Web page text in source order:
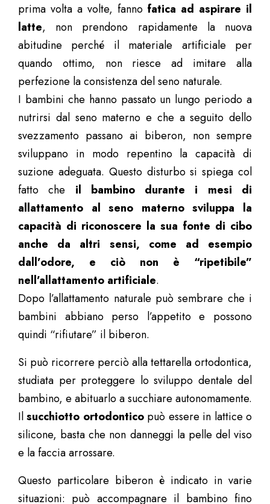
prima volta a volte, fanno fatica ad aspirare il
latte, non prendono rapidamente la nuova
abitudine perché il materiale artificiale per
quando ottimo, non riesce ad imitare alla
perfezione la consistenza del seno naturale.
I bambini che hanno passato un lungo periodo a
nutrirsi dal seno materno e che a seguito dello
svezzamento passano ai biberon, non sempre
sviluppano in modo repentino la capacità di
suzione adeguata. Questo disturbo si spiega col
fatto che il bambino durante i mesi di
allattamento al seno materno sviluppa la
capacità di riconoscere la sua fonte di cibo
anche da altri sensi, come ad esempio
dall’odore, e ciò non è “ripetibile”
nell’allattamento artificiale.
Dopo l’allattamento naturale può sembrare che i
bambini abbiano perso l’appetito e possono
quindi “rifiutare” il biberon.
Si può ricorrere perciò alla tettarella ortodontica,
studiata per proteggere lo sviluppo dentale del
bambino, e abituarlo a succhiare autonomamente.
Ilsucchiotto ortodonticopuò essere in lattice o
silicone, basta che non danneggi la pelle del viso
e la faccia arrossare.
Questo particolare biberon è indicato in varie
situazioni: può accompagnare il bambino fino